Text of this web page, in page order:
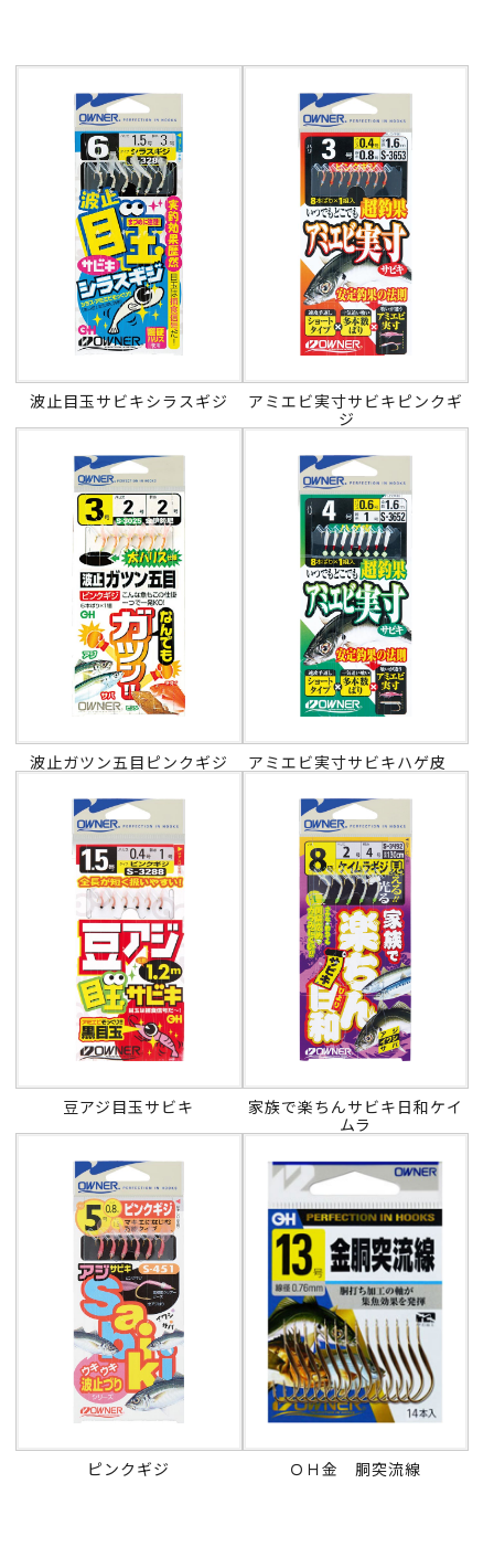
波止目玉サビキシラスギジ
アミエビ実寸サビキピンクギ
ジ
波止ガツン五目ピンクギジ アミエビ実寸サビキハゲ皮
豆アジ目玉サビキ
家族で楽ちんサビキ日和ケイ
ムラ
ピンクギジ ＯＨ金 胴突流線